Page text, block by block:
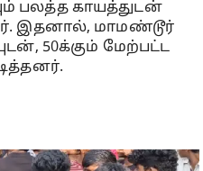
பலத்த காயத்துடன்
இதனால், மாமண்டூர்
50க்கும் மேற்பட்ட